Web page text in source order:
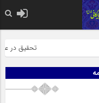
تحقیق در